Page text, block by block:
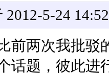
5-24
前两次我批驳
话题，彼此进